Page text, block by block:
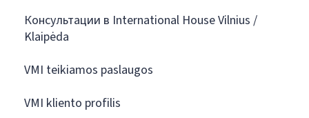
Консультации в International House Vilnius /
Klaipėda
VMI teikiamos paslaugos
VMI kliento profilis